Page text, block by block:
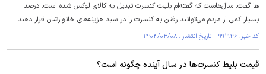
ها گفت: سال‌هاست که گفته‌ام بلیت کنسرت تبدیل به کالای لوکس شده است. درصد
بسیار کمی از مردم می‌توانند رفتن به کنسرت را در سبد هزینه‌های خانوارشان قرار دهند.
کد خبر: ۹۹۱۹۴۶ تاریخ انتشار : ۱۴۰۴/۰۳/۰۸
قیمت بلیط کنسرت‌ها در سال آینده چگونه است؟